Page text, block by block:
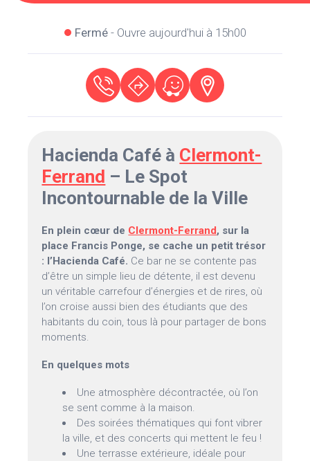
Fermé- Ouvre aujourd'hui à 15h00
Hacienda Café à Clermont-
Ferrand – Le Spot
Incontournable de la Ville
En plein cœur de Clermont-Ferrand, sur la
place Francis Ponge, se cache un petit trésor
: l’Hacienda Café. Ce bar ne se contente pas
d’être un simple lieu de détente, il est devenu
un véritable carrefour d’énergies et de rires, où
l’on croise aussi bien des étudiants que des
habitants du coin, tous là pour partager de bons
moments.
En quelques mots
Une atmosphère décontractée, où l’on
se sent comme à la maison.
Des soirées thématiques qui font vibrer
la ville, et des concerts qui mettent le feu !
Une terrasse extérieure, idéale pour